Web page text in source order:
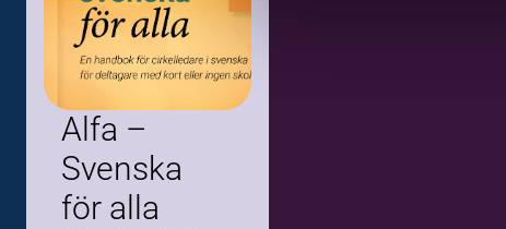
Alfa –
Svenska
för alla